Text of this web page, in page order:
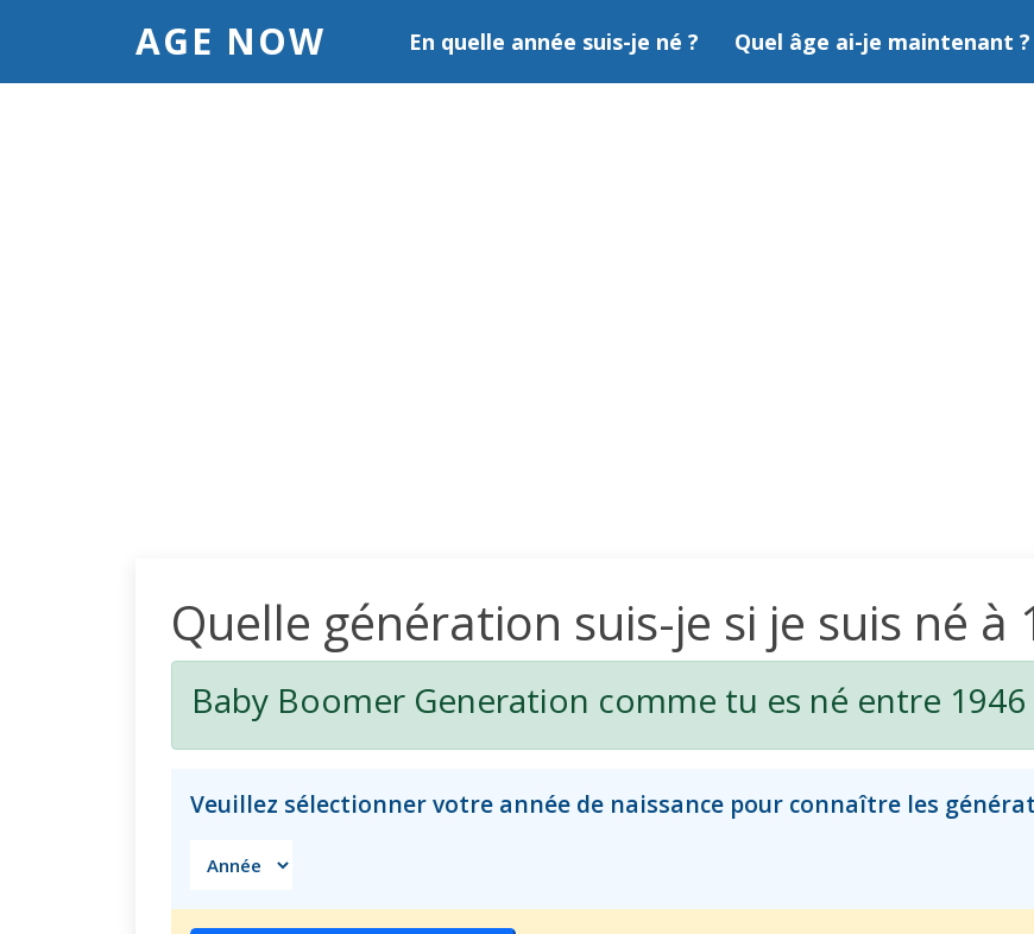
AGE NOW En quelle année suis-je né ? Quel âge ai-je maintenant ?
Quelle génération suis-je si je suis né à
Baby Boomer Generation comme tu es né entre
Veuillez sélectionner votre année de naissance pour connaître les